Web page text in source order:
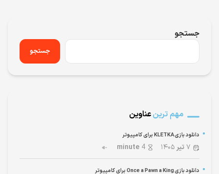
جستجو
جستجو
مهم ترینعناوین
دانلود بازی KLETKA برای کامپیوتر
۷تیر ۱۴۰۵ 4
minute
دانلود بازی Once a Pawn a King برای کامپیوتر